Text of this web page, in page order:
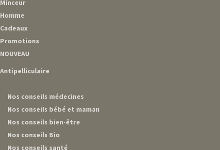
Minceur
Homme
Cadeaux
Promotions
NOUVEAU
Antipelliculaire
Nos conseils médecines
Nos conseils bébé et maman
Nos conseils bien-être
Nos conseils Bio
Nos conseils santé